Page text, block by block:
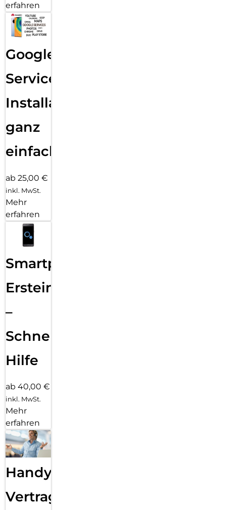
erfahren
Google
Services
Installation
ganz
einfach
ab 25,00 €
inkl. MwSt.
Mehr
erfahren
Smartphone
Ersteinrichtung
–
Schnelle
Hilfe
ab 40,00 €
inkl. MwSt.
Mehr
erfahren
Handy
Vertragsabwicklung